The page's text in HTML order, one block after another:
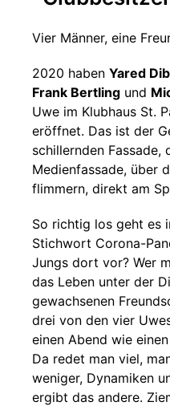
Vier Männer, eine
2020 haben Yared
Frank Bertling und
Uwe im Klubhaus St.
eröffnet. Das ist der
schillernden Fassade,
Medienfassade, über
flimmern, direkt am
So richtig los geht es
Stichwort Corona-
Jungs dort vor? Wer
das Leben unter der
gewachsenen
drei von den vier
einen Abend wie
Da redet man viel,
weniger, Dynamiken
ergibt das andere.